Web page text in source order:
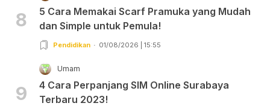
8
5 Cara Memakai Scarf Pramuka yang Mudah
dan Simple untuk Pemula!
Pendidikan 01/08/2026 | 15:55
9
Umam
4 Cara Perpanjang SIM Online Surabaya
Terbaru 2023!